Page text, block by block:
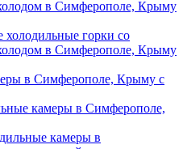
в Симферополе, Крыму
холодильные горки со
в Симферополе, Крыму
в Симферополе, Крыму с
камеры в Симферополе,
камеры в